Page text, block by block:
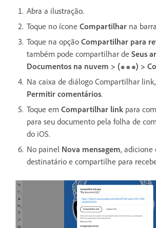
Abra a ilustração.
Toque no ícone Compartilhar na
Toque na opção Compartilhar para
também pode compartilhar de Seus
Documentos na nuvem > (
) >
Na caixa de diálogo Compartilhar
Permitir comentários.
Toque em Compartilhar link para
para seu documento pela folha de
do iOS.
No painel Nova mensagem, adicione
destinatário e compartilhe para